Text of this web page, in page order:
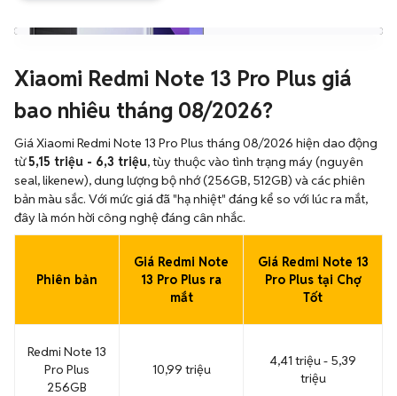
Xiaomi Redmi Note 13 Pro Plus giá
bao nhiêu tháng 08/2026?
Giá Xiaomi Redmi Note 13 Pro Plus tháng 08/2026 hiện dao động
từ5,15 triệu - 6,3 triệu, tùy thuộc vào tình trạng máy (nguyên
seal, likenew), dung lượng bộ nhớ (256GB, 512GB) và các phiên
bản màu sắc. Với mức giá đã "hạ nhiệt" đáng kể so với lúc ra mắt,
đây là món hời công nghệ đáng cân nhắc.
Phiên bản
Giá Redmi Note
13 Pro Plus ra
mắt
Giá Redmi Note 13
Pro Plus tại Chợ
Tốt
Redmi Note 13
Pro Plus
256GB
10,99 triệu
4,41 triệu - 5,39
triệu